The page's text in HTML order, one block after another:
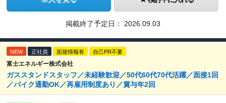
掲載終了予定日： 2026.09.03
NEW 正社員 面接情報有 自己PR不要
富士エネルギー株式会社
ガススタンドスタッフ／未経験歓迎／50代60代70代活躍／面接1回
／バイク通勤OK／再雇用制度あり／賞与年2回